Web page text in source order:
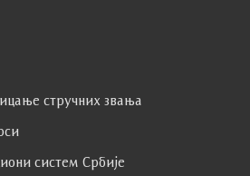
стручних звања
систем Србије